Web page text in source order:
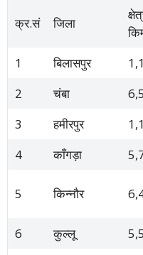
क्र.सं जिला
1 बिलासपुर
2
चंबा
3
हमीरपुर
4
काँगड़ा
5 किन्नौर
6
कुल्लू